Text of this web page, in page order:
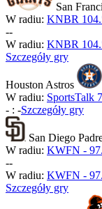
San
W radiu: KNBR
--
W radiu: KNBR
Szczegóły gry
Houston Astros
W radiu: SportsTalk
- : -Szczegóły gry
San Diego
W radiu: KWFN -
--
W radiu: KWFN -
Szczegóły gry